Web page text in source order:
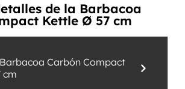
de la Barbacoa
Kettle Ø 57 cm
Carbón Compact
cm